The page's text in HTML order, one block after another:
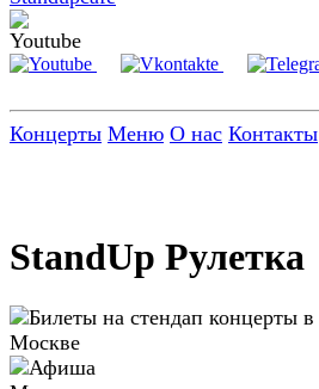
Концерты Меню О нас Контакты
StandUp Рулетка